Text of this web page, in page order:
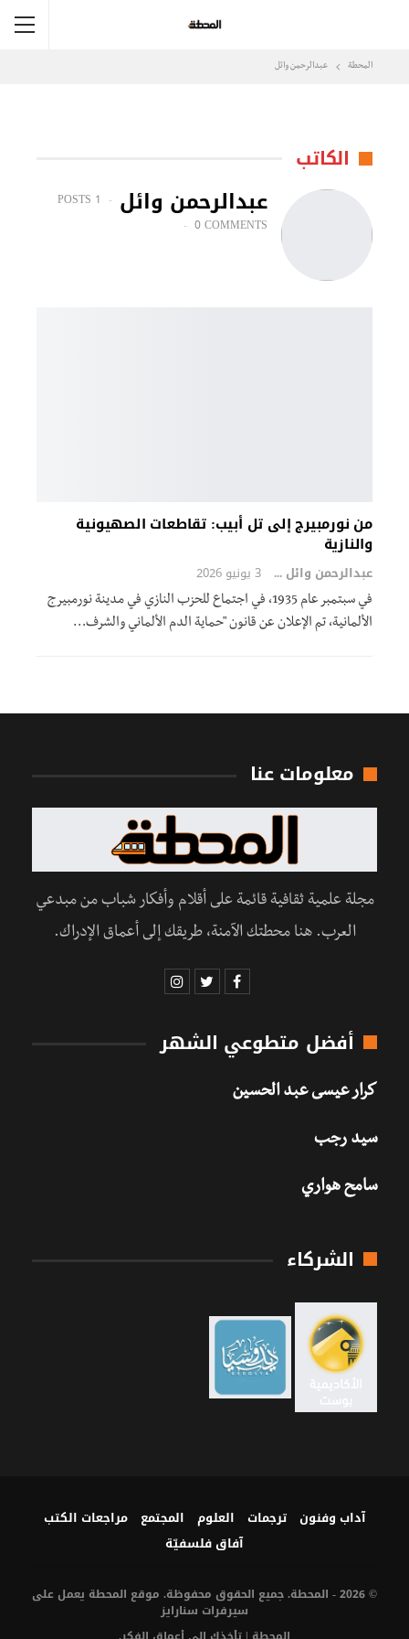
المحطة عبدالرحمن وائل
الكاتب
عبدالرحمن وائل
1 POSTS
0 COMMENTS
من نورمبيرج إلى تل أبيب: تقاطعات الصهيونية
والنازية
عبدالرحمن وائل 3 يونيو 2026
في سبتمبر عام 1935، في اجتماع للحزب النازي في مدينة نورمبيرج
الألمانية، تم الإعلان عن قانون "حماية الدم الألماني والشرف…
معلومات عنا
مجلة علمية ثقافية قائمة على أقلام وأفكار شباب من مبدعي
العرب. هنا محطتك الآمنة، طريقك إلى أعماق الإدراك.
أفضل متطوعي الشهر
كرار عيسى عبد الحسين
سيد رجب
سامح هواري
الشركاء
آداب وفنون ترجمات العلوم المجتمع
مراجعات الكتب
آفاق فلسفيّة‎
© 2026 - المحطة. جميع الحقوق محفوظة. موقع المحطة يعمل على
سيرفرات سنارايز